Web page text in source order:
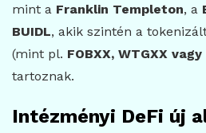
mint a Franklin Templeton, a
BUIDL, akik szintén a
(mint pl. FOBXX, WTGXX vagy
tartoznak.
Intézményi DeFi új